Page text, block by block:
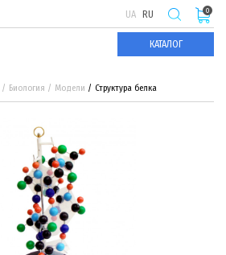
UA RU
КАТАЛОГ
0
Биология Модели Структура белка